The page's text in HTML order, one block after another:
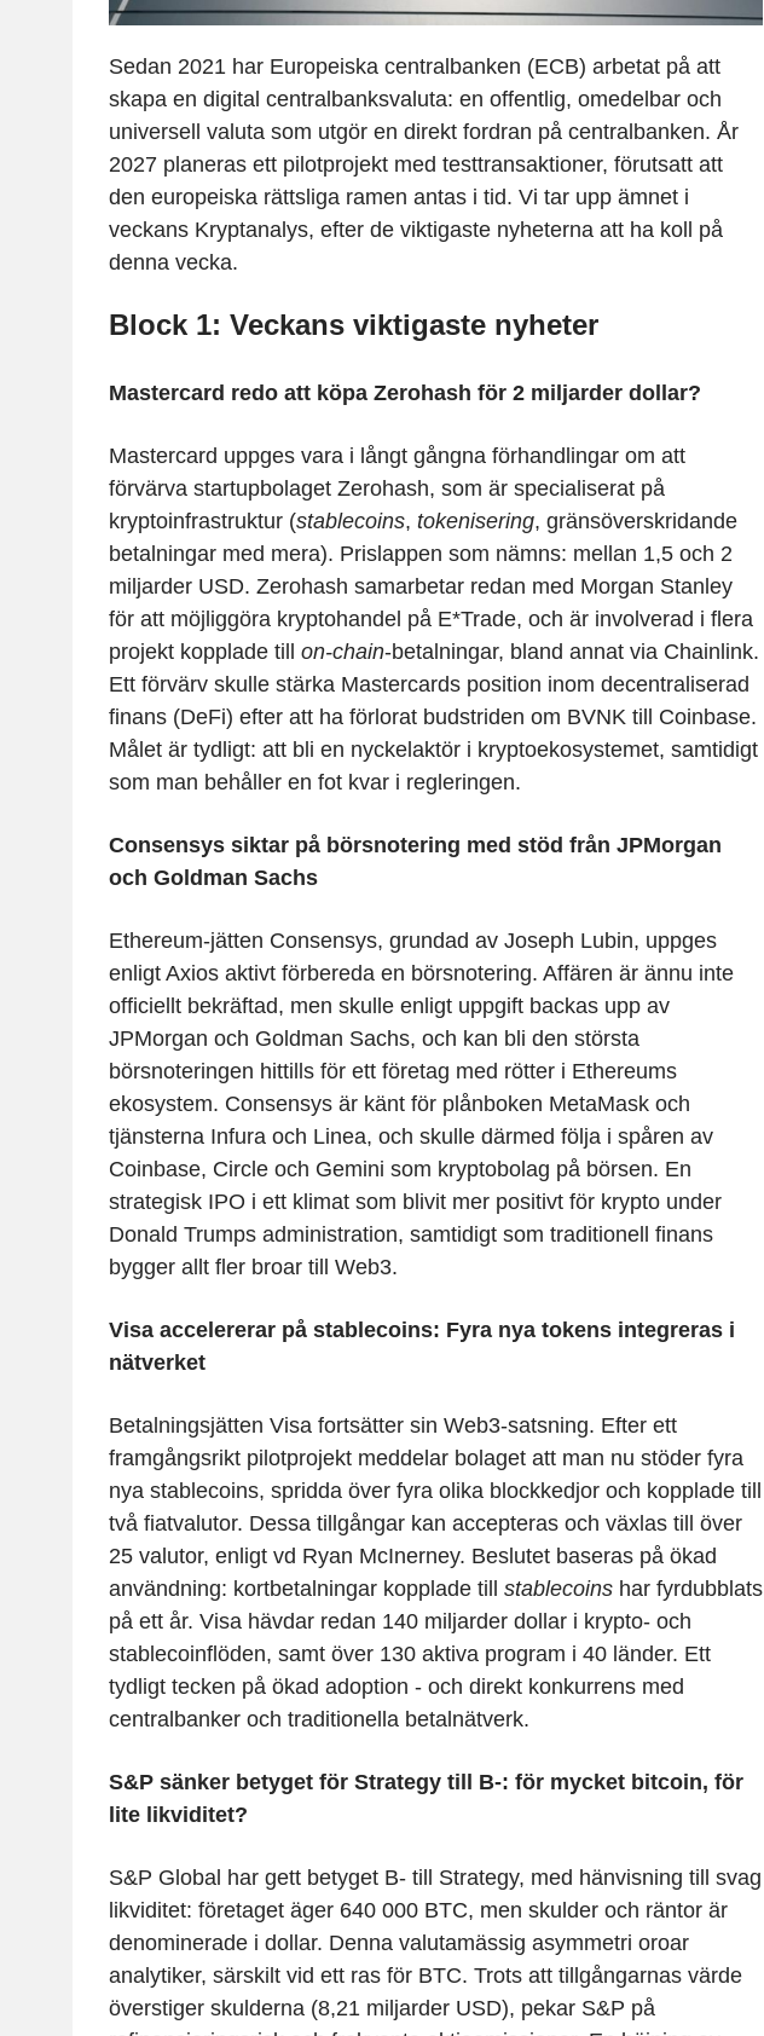
Sedan 2021 har Europeiska centralbanken (ECB) arbetat på att
skapa en digital centralbanksvaluta: en offentlig, omedelbar och
universell valuta som utgör en direkt fordran på centralbanken. År
2027 planeras ett pilotprojekt med testtransaktioner, förutsatt att
den europeiska rättsliga ramen antas i tid. Vi tar upp ämnet i
veckans Kryptanalys, efter de viktigaste nyheterna att ha koll på
denna vecka.
Block 1: Veckans viktigaste nyheter
Mastercard redo att köpa Zerohash för 2 miljarder dollar?
Mastercard uppges vara i långt gångna förhandlingar om att
förvärva startupbolaget Zerohash, som är specialiserat på
kryptoinfrastruktur (stablecoins, tokenisering, gränsöverskridande
betalningar med mera). Prislappen som nämns: mellan 1,5 och 2
miljarder USD. Zerohash samarbetar redan med Morgan Stanley
för att möjliggöra kryptohandel på E*Trade, och är involverad i flera
projekt kopplade till on-chain-betalningar, bland annat via Chainlink.
Ett förvärv skulle stärka Mastercards position inom decentraliserad
finans (DeFi) efter att ha förlorat budstriden om BVNK till Coinbase.
Målet är tydligt: att bli en nyckelaktör i kryptoekosystemet, samtidigt
som man behåller en fot kvar i regleringen.
Consensys siktar på börsnotering med stöd från JPMorgan
och Goldman Sachs
Ethereum-jätten Consensys, grundad av Joseph Lubin, uppges
enligt Axios aktivt förbereda en börsnotering. Affären är ännu inte
officiellt bekräftad, men skulle enligt uppgift backas upp av
JPMorgan och Goldman Sachs, och kan bli den största
börsnoteringen hittills för ett företag med rötter i Ethereums
ekosystem. Consensys är känt för plånboken MetaMask och
tjänsterna Infura och Linea, och skulle därmed följa i spåren av
Coinbase, Circle och Gemini som kryptobolag på börsen. En
strategisk IPO i ett klimat som blivit mer positivt för krypto under
Donald Trumps administration, samtidigt som traditionell finans
bygger allt fler broar till Web3.
Visa accelererar på stablecoins: Fyra nya tokens integreras i
nätverket
Betalningsjätten Visa fortsätter sin Web3-satsning. Efter ett
framgångsrikt pilotprojekt meddelar bolaget att man nu stöder fyra
nya stablecoins, spridda över fyra olika blockkedjor och kopplade till
två fiatvalutor. Dessa tillgångar kan accepteras och växlas till över
25 valutor, enligt vd Ryan McInerney. Beslutet baseras på ökad
användning: kortbetalningar kopplade till stablecoinshar fyrdubblats
på ett år. Visa hävdar redan 140 miljarder dollar i krypto- och
stablecoinflöden, samt över 130 aktiva program i 40 länder. Ett
tydligt tecken på ökad adoption - och direkt konkurrens med
centralbanker och traditionella betalnätverk.
S&P sänker betyget för Strategy till B-: för mycket bitcoin, för
lite likviditet?
S&P Global har gett betyget B- till Strategy, med hänvisning till svag
likviditet: företaget äger 640 000 BTC, men skulder och räntor är
denominerade i dollar. Denna valutamässig asymmetri oroar
analytiker, särskilt vid ett ras för BTC. Trots att tillgångarnas värde
överstiger skulderna (8,21 miljarder USD), pekar S&P på